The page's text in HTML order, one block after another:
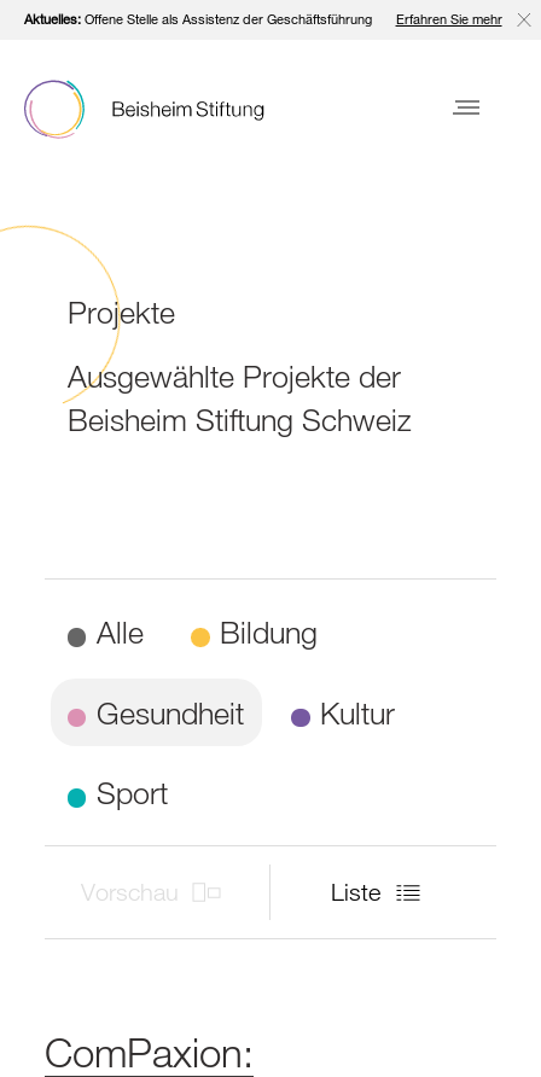
Aktuelles:Offene Stelle als Assistenz der Geschäftsführung Erfahren Sie mehr
Projekte
Ausgewählte Projekte der
Beisheim Stiftung Schweiz
Alle Bildung
Gesundheit Kultur
Sport
Vorschau Liste
ComPaxion: